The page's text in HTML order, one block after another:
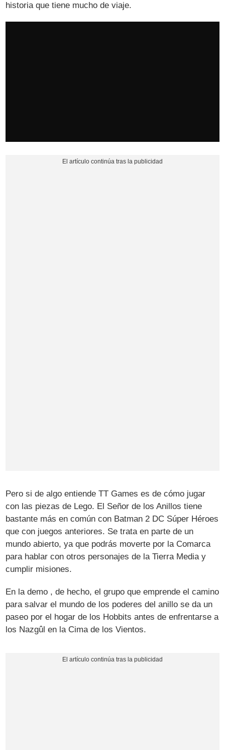
historia que tiene mucho de viaje.
Pero si de algo entiende TT Games es de cómo jugar
con las piezas de Lego. El Señor de los Anillos tiene
bastante más en común con Batman 2 DC Súper Héroes
que con juegos anteriores. Se trata en parte de un
mundo abierto, ya que podrás moverte por la Comarca
para hablar con otros personajes de la Tierra Media y
cumplir misiones.
En la demo , de hecho, el grupo que emprende el camino
para salvar el mundo de los poderes del anillo se da un
paseo por el hogar de los Hobbits antes de enfrentarse a
los Nazgûl en la Cima de los Vientos.